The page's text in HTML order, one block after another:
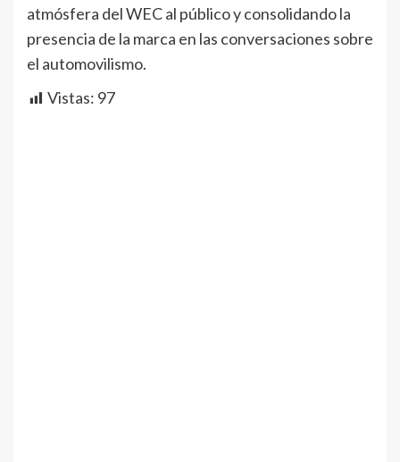
atmósfera del WEC al público y consolidando la
presencia de la marca en las conversaciones sobre
el automovilismo.
Vistas: 97